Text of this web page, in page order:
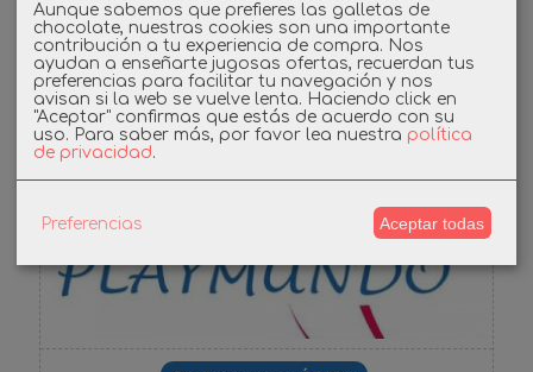
Cupones
DESCUENTO BIENVENIDA
Aunque sabemos que prefieres las galletas de
chocolate, nuestras cookies son una importante
contribución a tu experiencia de compra. Nos
ayudan a enseñarte jugosas ofertas, recuerdan tus
preferencias para facilitar tu navegación y nos
avisan si la web se vuelve lenta. Haciendo click en
"Aceptar" confirmas que estás de acuerdo con su
uso. Para saber más, por favor lea nuestra política
de privacidad.
Preferencias Aceptar todas